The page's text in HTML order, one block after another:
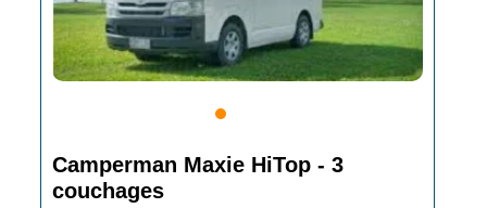
Camperman Maxie HiTop - 3
couchages